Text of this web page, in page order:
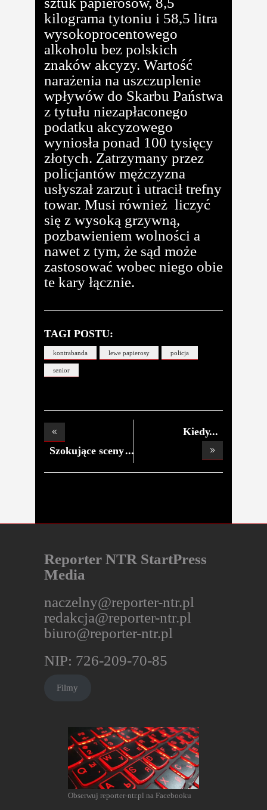
kilograma tytoniu i 58,5 litra
wysokoprocentowego
alkoholu bez polskich
znaków akcyzy. Wartość
narażenia na uszczuplenie
wpływów do Skarbu Państwa
z tytułu niezapłaconego
podatku akcyzowego
wyniosła ponad 100 tysięcy
złotych. Zatrzymany przez
policjantów mężczyzna
usłyszał zarzut i utracił trefny
towar. Musi również liczyć
się z wysoką grzywną,
pozbawieniem wolności a
nawet z tym, że sąd może
zastosować wobec niego obie
te kary łącznie.
TAGI POSTU:
kontrabanda lewe papierosy policja
senior
Szokujące sceny
w s
Kiedy
Reporter NTR StartPress
Media
naczelny@reporter-ntr.pl
redakcja@reporter-ntr.pl
biuro@reporter-ntr.pl
NIP: 726-209-70-85
Filmy
Obserwuj reporter-ntr.pl na Facebooku